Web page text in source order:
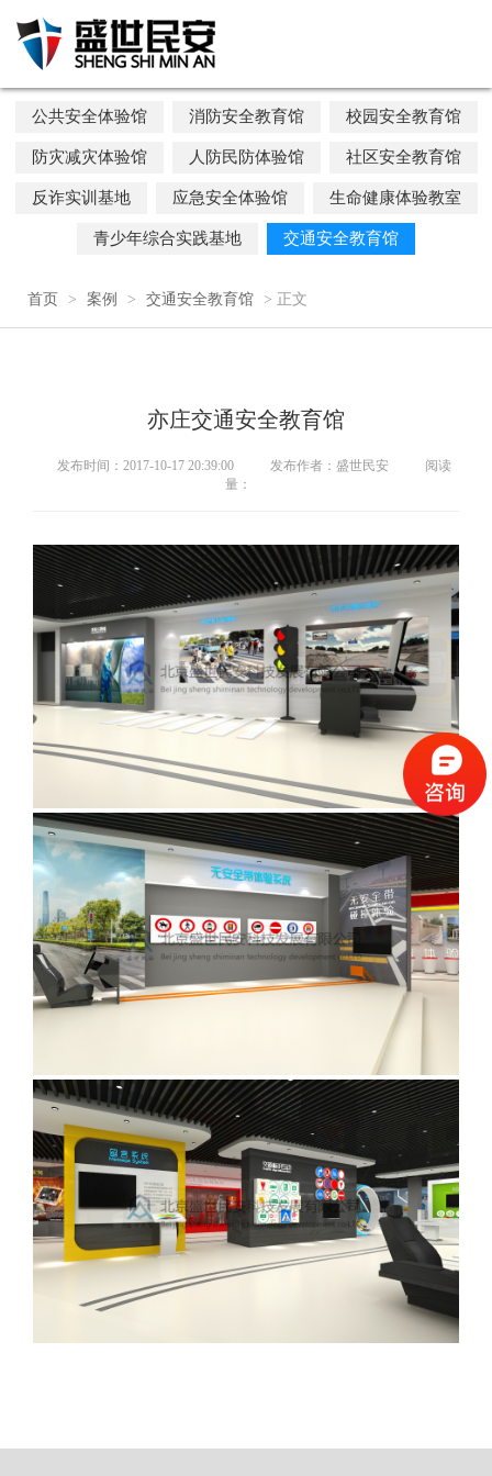
公共安全体验馆 消防安全教育馆 校园安全教育馆
防灾减灾体验馆 人防民防体验馆 社区安全教育馆
反诈实训基地 应急安全体验馆 生命健康体验教室
青少年综合实践基地 交通安全教育馆
首页 > 案例 > 交通安全教育馆 > 正文
亦庄交通安全教育馆
发布时间：2017-10-17 20:39:00 发布作者：盛世民安
阅读
量：